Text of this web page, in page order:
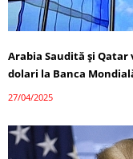
Arabia Saudită și
dolari la Banca
27/04/2025